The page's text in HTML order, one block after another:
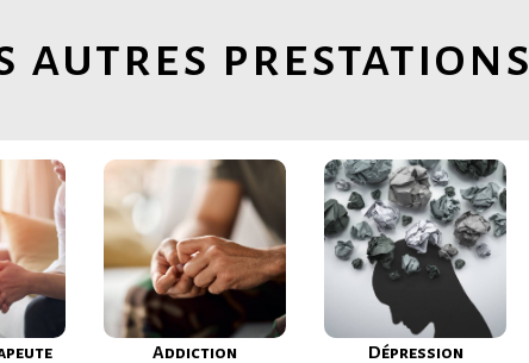
autres prestations
Addiction Dépression